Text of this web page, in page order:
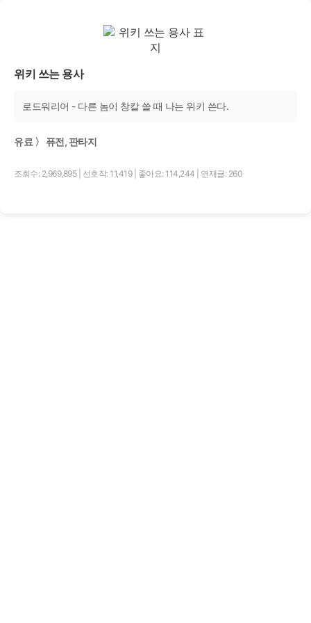
위키 쓰는 용사
로드워리어 - 다른 놈이 창칼 쓸 때 나는 위키 쓴다.
유료 〉 퓨전, 판타지
조회수: 2,969,895 선호작: 11,419 좋아요: 114,244 연재글: 260